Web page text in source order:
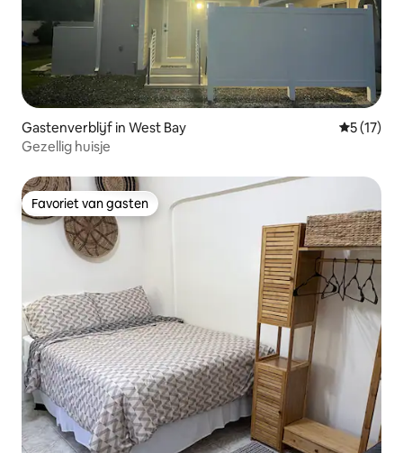
Gastenverblijf in West Bay
5 (17)
Gezellig huisje
Favoriet van gasten
Favoriet van gasten